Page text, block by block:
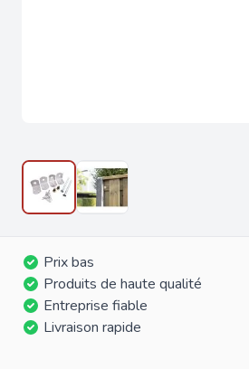
Prix bas
Produits de haute qualité
Entreprise fiable
Livraison rapide